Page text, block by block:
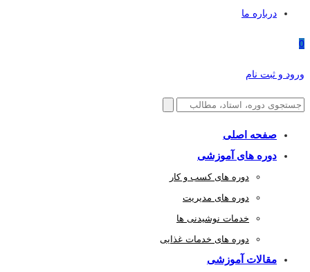
درباره ما
0
ورود و ثبت نام
صفحه اصلی
دوره های آموزشی
دوره های کسب و کار
دوره های مدیریت
خدمات نوشیدنی ها
دوره های خدمات غذایی
مقالات آموزشی